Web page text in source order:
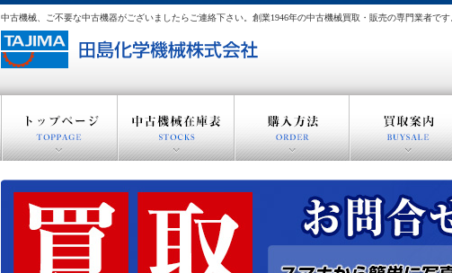
中古機械、ご不要な中古機器がございましたらご連絡下さい。創業1946年の中古機械買取・販売の専門業者です